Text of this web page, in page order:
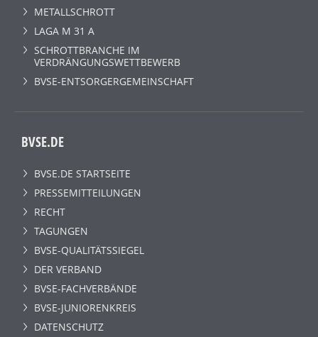
METALLSCHROTT
LAGA M 31 A
SCHROTTBRANCHE IM
VERDRÄNGUNGSWETTBEWERB
BVSE-ENTSORGERGEMEINSCHAFT
BVSE.DE
BVSE.DE STARTSEITE
PRESSEMITTEILUNGEN
RECHT
TAGUNGEN
BVSE-QUALITÄTSSIEGEL
DER VERBAND
BVSE-FACHVERBÄNDE
BVSE-JUNIORENKREIS
DATENSCHUTZ